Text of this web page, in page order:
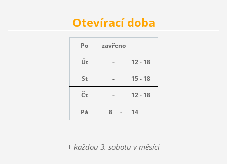
Otevírací doba
Po
zavřeno
Út
-
12 - 18
St
-
15 - 18
Čt
-
12 - 18
Pá
8 - 14
+ každou 3. sobotu v měsíci